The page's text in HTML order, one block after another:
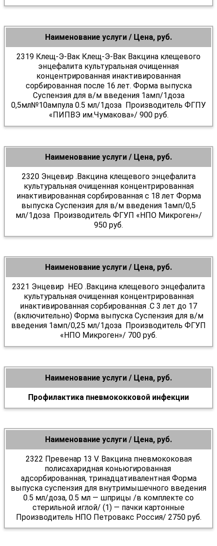
Наименование услуги / Цена, руб.
2319 Клещ-Э-Вак Клещ-Э-Вак Вакцина клещевого
энцефалита культуральная очищенная
концентрированная инактивированная
сорбированная после 16 лет. Форма выпуска
Суспензия для в/м введения 1амп/1доза
0,5мл№10ампула 0.5 мл/1доза Производитель ФГПУ
«ПИПВЭ им.Чумакова»/ 900 руб.
Наименование услуги / Цена, руб.
2320 Энцевир .Вакцина клещевого энцефалита
культуральная очищенная концентрированная
инактивированная сорбированная с 18 лет Форма
выпуска Суспензия для в/м введения 1амп/0,5
мл/1доза Производитель ФГУП «НПО Микроген»/
950 руб.
Наименование услуги / Цена, руб.
2321 Энцевир НЕО .Вакцина клещевого энцефалита
культуральная очищенная концентрированная
инактивированная сорбированная .С 3 лет до 17
(включительно) Форма выпуска Суспензия для в/м
введения 1амп/0,25 мл/1доза Производитель ФГУП
«НПО Микроген»/ 700 руб.
Наименование услуги / Цена, руб.
Профилактика пневмококковой инфекции
Наименование услуги / Цена, руб.
2322 Превенар 13 V. Вакцина пневмококовая
полисахаридная коньюгированная
адсорбированная, тринадцативалентная Форма
выпуска суспензия для внутримышечного введения
0.5 мл/доза, 0.5 мл — шприцы /в комплекте со
стерильной иглой/ (1) — пачки картонные
Производитель НПО Петровакс Россия/ 2750 руб.